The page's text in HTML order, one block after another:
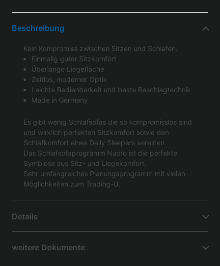
Beschreibung
Kein Kompromiss zwischen Sitzen und Schlafen.
Einmalig guter Sitzkomfort
Überlange Liegefläche
Zeitlos, moderner Optik
Leichte Bedienbarkeit und beste Beschlagtechnik
Made in Germany
Es gibt wenig Schlafsofas die so kompromisslos sind
und wirklich perfekten Sitzkomfort sowie den
Schlafkomfort eines Daily Sleepers vereinen.
Das Schlafsofaprogramm Nuoro ist die perfekte
Symbiose aus Sitz- und Liegekomfort.
Sehr umfangreiches Planungsprogramm mit vielen
Möglichkeiten zum Trading-U.
Details
weitere Dokumente